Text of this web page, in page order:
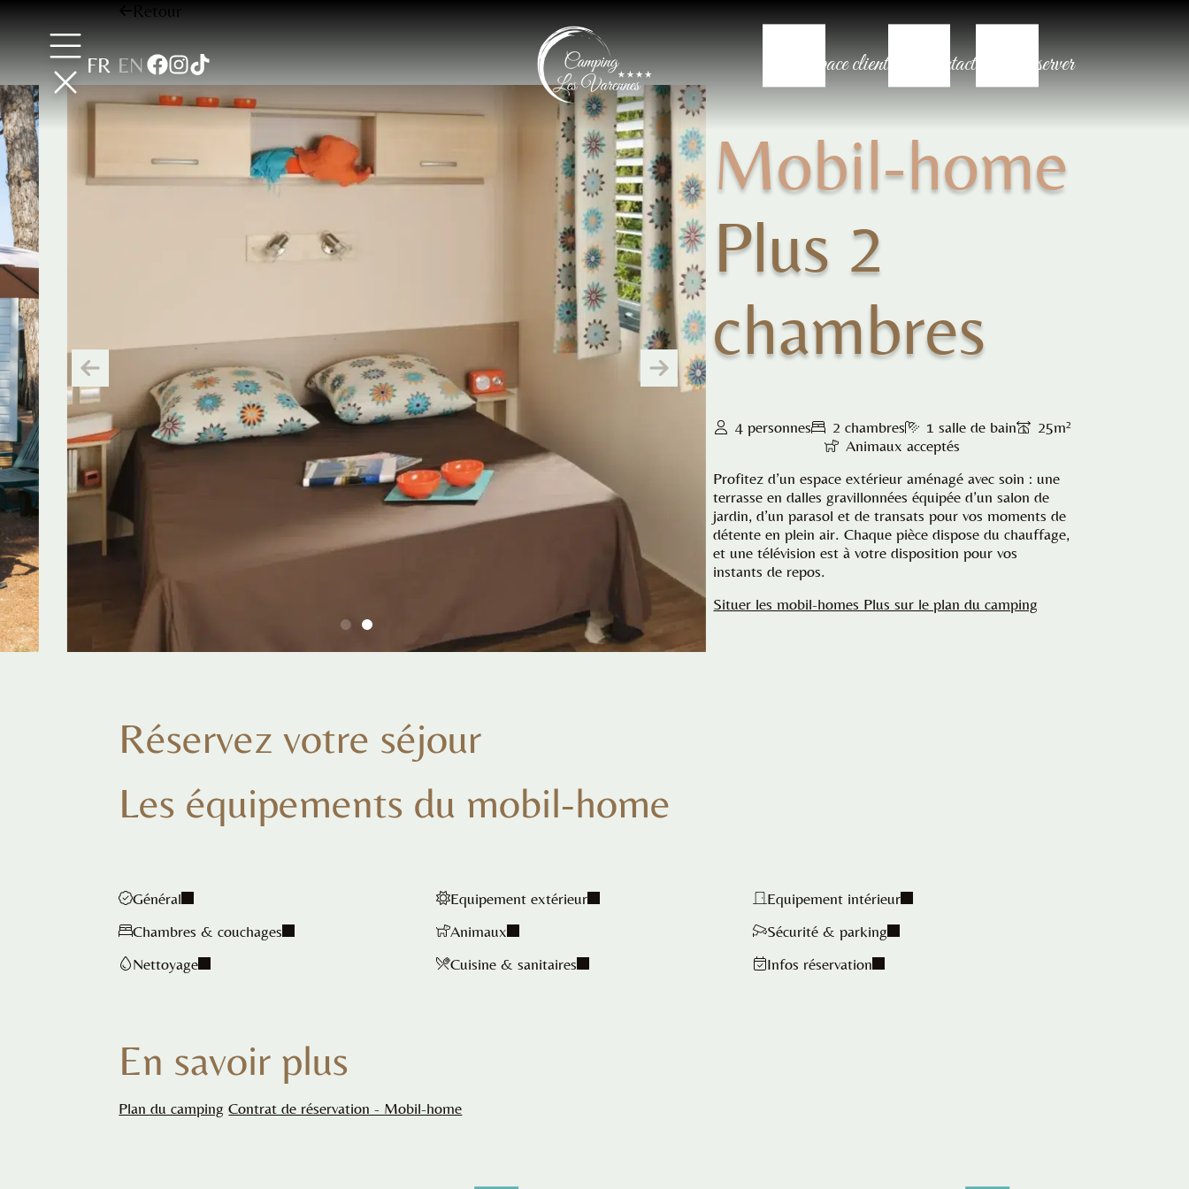
FR EN Espace client Contact Réserver
Retour
Mobil-home
Plus 2
chambres
4 personnes 2 chambres 1 salle de bain
25m²
Animaux acceptés
Profitez d’un espace extérieur aménagé avec soin : une
terrasse en dalles gravillonnées équipée d’un salon de
jardin, d’un parasol et de transats pour vos moments de
détente en plein air. Chaque pièce dispose du chauffage,
et une télévision est à votre disposition pour vos
instants de repos.
Situer les mobil-homes Plus sur le plan du camping
Réservez votre séjour
Les équipements du mobil-home
Général
Chambres & couchages
Nettoyage
Equipement extérieur
Animaux
Cuisine & sanitaires
Equipement intérieur
Sécurité & parking
Infos réservation
En savoir plus
Plan du camping Contrat de réservation - Mobil-home